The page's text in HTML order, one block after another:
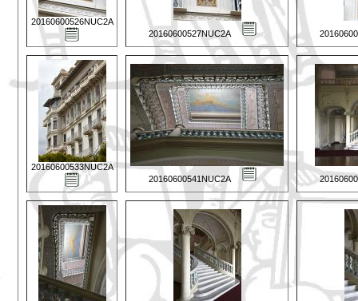
20160600526NUC2A
20160600527NUC2A
20160600533NUC2A
20160600541NUC2A